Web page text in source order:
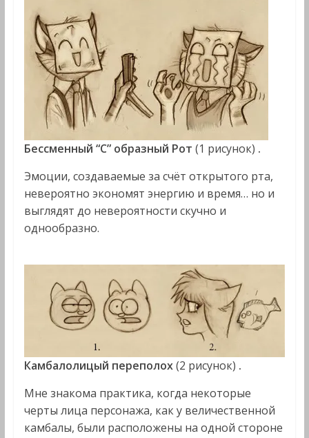
Бессменный “С” образный Рот (1 рисунок) .
Эмоции, создаваемые за счёт открытого рта,
невероятно экономят энергию и время… но и
выглядят до невероятности скучно и
однообразно.
Камбалолицый переполох(2 рисунок) .
Мне знакома практика, когда некоторые
черты лица персонажа, как у величественной
камбалы, были расположены на одной стороне